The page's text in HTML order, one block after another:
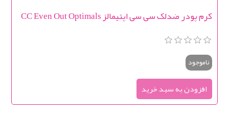
کرم پودر ضدلک سی سی اپتیمالز CC Even Out Optimals
ناموجود